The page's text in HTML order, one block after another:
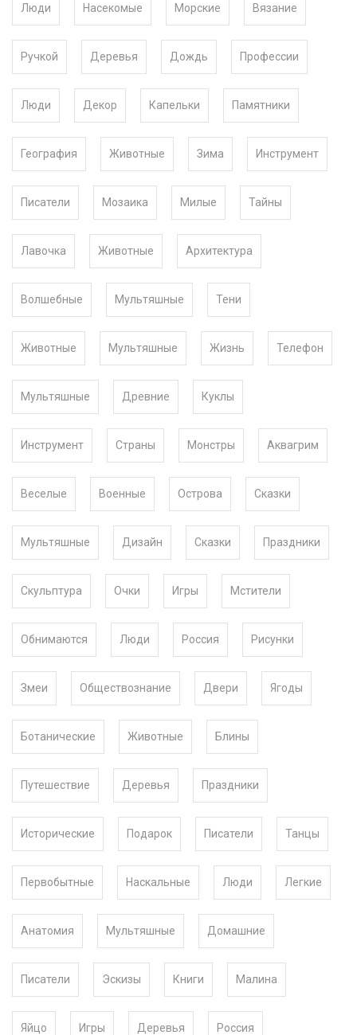
Люди Насекомые Морские Вязание
Ручкой Деревья Дождь Профессии
Люди Декор Капельки Памятники
География Животные Зима Инструмент
Писатели Мозаика Милые Тайны
Лавочка Животные Архитектура
Волшебные Мультяшные Тени
Животные Мультяшные Жизнь Телефон
Мультяшные Древние Куклы
Инструмент Страны Монстры Аквагрим
Веселые Военные Острова Сказки
Мультяшные Дизайн Сказки Праздники
Скульптура Очки Игры Мстители
Обнимаются Люди Россия Рисунки
Змеи Обществознание Двери Ягоды
Ботанические Животные Блины
Путешествие Деревья Праздники
Исторические Подарок Писатели Танцы
Первобытные Наскальные Люди Легкие
Анатомия Мультяшные Домашние
Писатели Эскизы Книги Малина
Яйцо Игры Деревья Россия